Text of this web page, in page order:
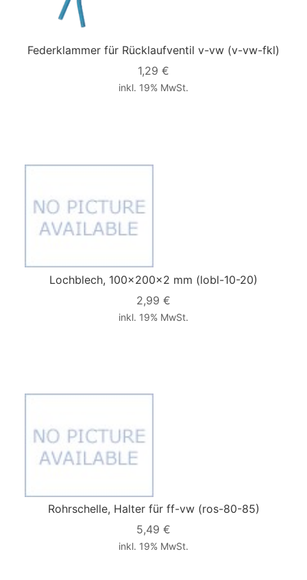
Federklammer für Rücklaufventil v-vw (v-vw-fkl)
1,29 €
inkl. 19% MwSt.
Lochblech, 100x200x2 mm (lobl-10-20)
2,99 €
inkl. 19% MwSt.
Rohrschelle, Halter für ff-vw (ros-80-85)
5,49 €
inkl. 19% MwSt.